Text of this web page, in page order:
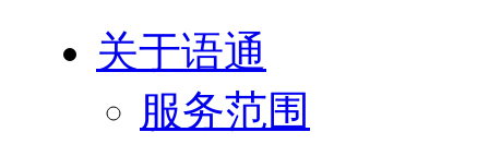
关于语通
服务范围